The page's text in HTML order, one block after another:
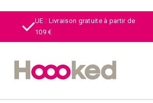
UE : Livraison gratuite à partir de
109 €